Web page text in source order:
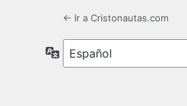
← Ir a Cristonautas.com
Idioma